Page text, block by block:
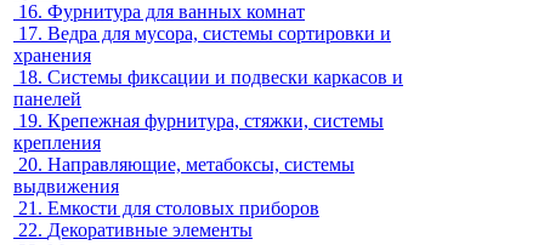
16. Фурнитура для ванных комнат
17. Ведра для мусора, системы сортировки и
хранения
18. Системы фиксации и подвески каркасов и
панелей
19. Крепежная фурнитура, стяжки, системы
крепления
20. Направляющие, метабоксы, системы
выдвижения
21. Емкости для столовых приборов
22. Декоративные элементы